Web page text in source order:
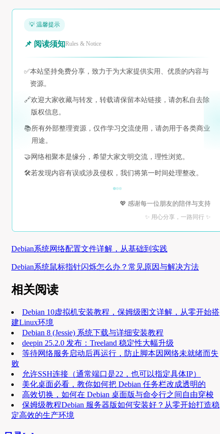
💡 温馨提示
📌 阅读须知Rules & Notice
✅本站坚持免费分享，致力于为大家提供实用、优质的内容与
资源。
🔗欢迎大家收藏与转发，转载请保留本站链接，请勿私自去除
版权信息。
📚所有外部整理资源，仅作学习交流使用，请勿用于各类商业
用途。
🤝 网络相聚本是缘分，希望大家文明交流，理性浏览。
🛠️若发现内容有误或涉及侵权，我们将第一时间处理整改。
💖 感谢每一位朋友的陪伴与支持
✨ 用心分享，一路同行 ✨
Debian系统网络配置文件详解，从基础到实践
Debian系统鼠标指针闪烁怎么办？常见原因与解决方法
相关阅读
Debian 10虚拟机安装教程，保姆级图文详解，从零开始搭
建Linux环境
Debian 8 (Jessie) 系统下载与详细安装教程
deepin 25.2.0 发布：Treeland 稳定性大幅升级
等待网络服务启动后再运行，防止脚本因网络未就绪而失
败
允许SSH连接（通常端口是22，也可以指定具体IP）
美化桌面必看，教你如何把 Debian 任务栏改成透明的
高效切换，如何在 Debian 桌面版与命令行之间自由穿梭
保姆级教程Debian 服务器版如何安装好？从零开始打造稳
定高效的生产环境